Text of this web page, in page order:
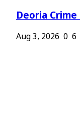
Deoria Crime
Aug 3, 2026 0 6